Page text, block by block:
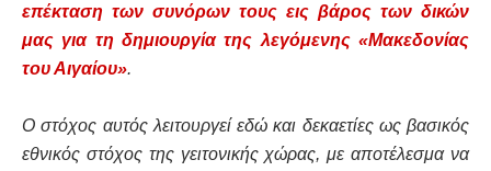
επέκταση των συνόρων τους εις βάρος των δικών
μας για τη δημιουργία της λεγόμενης «Μακεδονίας
του Αιγαίου».
Ο στόχος αυτός λειτουργεί εδώ και δεκαετίες ως βασικός
εθνικός στόχος της γειτονικής χώρας, με αποτέλεσμα να